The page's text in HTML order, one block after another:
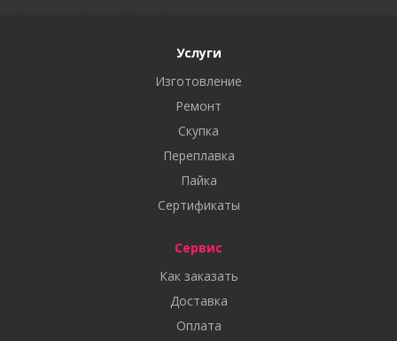
Услуги
Изготовление
Ремонт
Скупка
Переплавка
Пайка
Сертификаты
Сервис
Как заказать
Доставка
Оплата